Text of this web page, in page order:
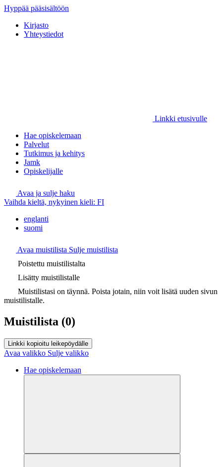
Hyppää pääsisältöön
Kirjasto
Yhteystiedot
Linkki etusivulle
Hae opiskelemaan
Palvelut
Tutkimus ja kehitys
Jamk
Opiskelijalle
Avaa ja sulje haku
Vaihda kieltä, nykyinen kieli: FI
englanti
suomi
Avaa muistilista Sulje muistilista
Poistettu muistilistalta
Lisätty muistilistalle
Muistilistasi on täynnä. Poista jotain, niin voit lisätä uuden sivun
muistilistalle.
Muistilista (0)
Linkki kopioitu leikepöydälle
Avaa valikko Sulje valikko
Hae opiskelemaan